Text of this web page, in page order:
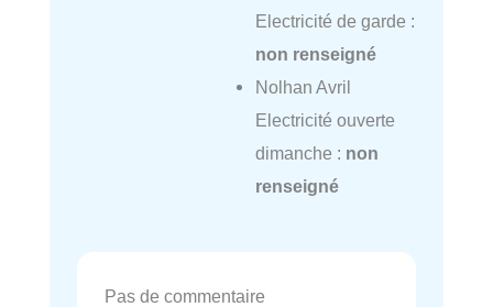
Electricité de garde :
non renseigné
Nolhan Avril
Electricité ouverte
dimanche : non
renseigné
Pas de commentaire